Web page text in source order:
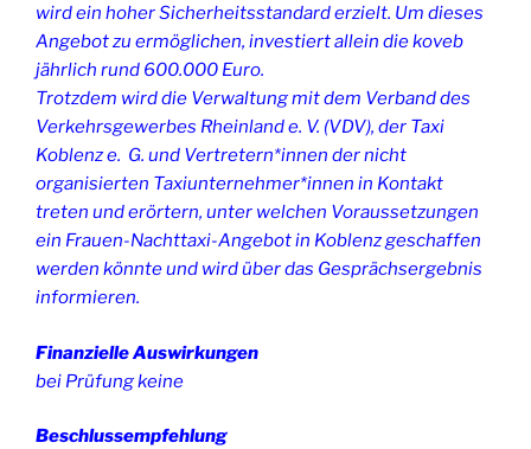
wird ein hoher Sicherheitsstandard erzielt. Um dieses
Angebot zu ermöglichen, investiert allein die koveb
jährlich rund 600.000 Euro.
Trotzdem wird die Verwaltung mit dem Verband des
Verkehrsgewerbes Rheinland e. V. (VDV), der Taxi
Koblenz e. G. und Vertretern*innen der nicht
organisierten Taxiunternehmer*innen in Kontakt
treten und erörtern, unter welchen Voraussetzungen
ein Frauen-Nachttaxi-Angebot in Koblenz geschaffen
werden könnte und wird über das Gesprächsergebnis
informieren.
Finanzielle Auswirkungen
bei Prüfung keine
Beschlussempfehlung